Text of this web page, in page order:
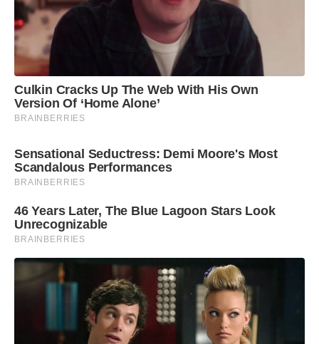
Culkin Cracks Up The Web With His Own
Version Of ‘Home Alone’
BRAINBERRIES
Sensational Seductress: Demi Moore's Most
Scandalous Performances
BRAINBERRIES
46 Years Later, The Blue Lagoon Stars Look
Unrecognizable
BRAINBERRIES